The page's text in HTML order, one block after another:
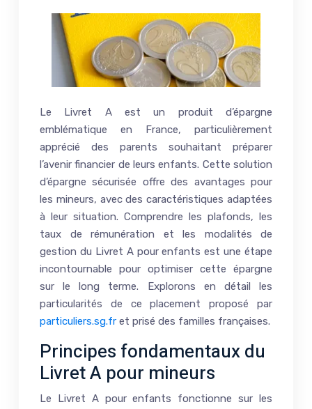
Le Livret A est un produit d’épargne
emblématique en France, particulièrement
apprécié des parents souhaitant préparer
l’avenir financier de leurs enfants. Cette solution
d’épargne sécurisée offre des avantages pour
les mineurs, avec des caractéristiques adaptées
à leur situation. Comprendre les plafonds, les
taux de rémunération et les modalités de
gestion du Livret A pour enfants est une étape
incontournable pour optimiser cette épargne
sur le long terme. Explorons en détail les
particularités de ce placement proposé par
particuliers.sg.fr et prisé des familles françaises.
Principes fondamentaux du
Livret A pour mineurs
Le Livret A pour enfants fonctionne sur les